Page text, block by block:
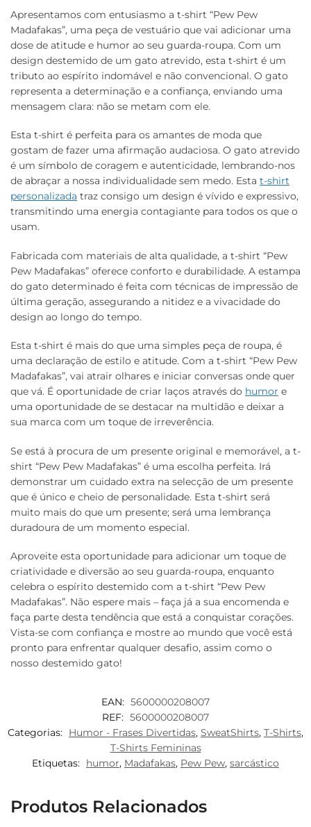
Apresentamos com entusiasmo a t-shirt “Pew Pew
Madafakas”, uma peça de vestuário que vai adicionar uma
dose de atitude e humor ao seu guarda-roupa. Com um
design destemido de um gato atrevido, esta t-shirt é um
tributo ao espírito indomável e não convencional. O gato
representa a determinação e a confiança, enviando uma
mensagem clara: não se metam com ele.
Esta t-shirt é perfeita para os amantes de moda que
gostam de fazer uma afirmação audaciosa. O gato atrevido
é um símbolo de coragem e autenticidade, lembrando-nos
de abraçar a nossa individualidade sem medo. Esta t-shirt
personalizada traz consigo um design é vívido e expressivo,
transmitindo uma energia contagiante para todos os que o
usam.
Fabricada com materiais de alta qualidade, a t-shirt “Pew
Pew Madafakas” oferece conforto e durabilidade. A estampa
do gato determinado é feita com técnicas de impressão de
última geração, assegurando a nitidez e a vivacidade do
design ao longo do tempo.
Esta t-shirt é mais do que uma simples peça de roupa, é
uma declaração de estilo e atitude. Com a t-shirt “Pew Pew
Madafakas”, vai atrair olhares e iniciar conversas onde quer
que vá. É oportunidade de criar laços através do humor e
uma oportunidade de se destacar na multidão e deixar a
sua marca com um toque de irreverência.
Se está à procura de um presente original e memorável, a t-
shirt “Pew Pew Madafakas” é uma escolha perfeita. Irá
demonstrar um cuidado extra na selecção de um presente
que é único e cheio de personalidade. Esta t-shirt será
muito mais do que um presente; será uma lembrança
duradoura de um momento especial.
Aproveite esta oportunidade para adicionar um toque de
criatividade e diversão ao seu guarda-roupa, enquanto
celebra o espírito destemido com a t-shirt “Pew Pew
Madafakas”. Não espere mais – faça já a sua encomenda e
faça parte desta tendência que está a conquistar corações.
Vista-se com confiança e mostre ao mundo que você está
pronto para enfrentar qualquer desafio, assim como o
nosso destemido gato!
EAN: 5600000208007
REF: 5600000208007
Categorias: Humor - Frases Divertidas, SweatShirts, T-Shirts,
T-Shirts Femininas
Etiquetas: humor, Madafakas, Pew Pew, sarcástico
Produtos Relacionados